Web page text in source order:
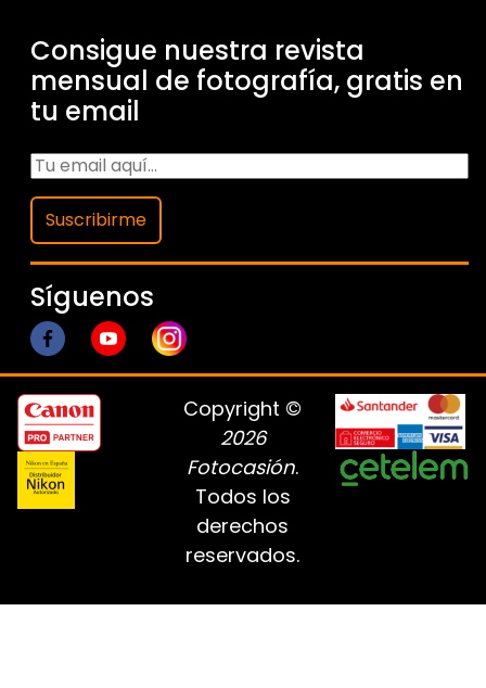
Consigue nuestra revista
mensual de fotografía, gratis en
tu email
Suscribirme
Síguenos
Copyright ©
2026
Fotocasión.
Todos los
derechos
reservados.